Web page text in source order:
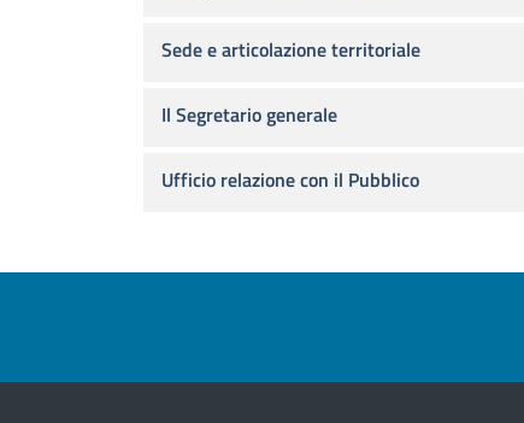
Sede e articolazione territoriale
Il Segretario generale
Ufficio relazione con il Pubblico